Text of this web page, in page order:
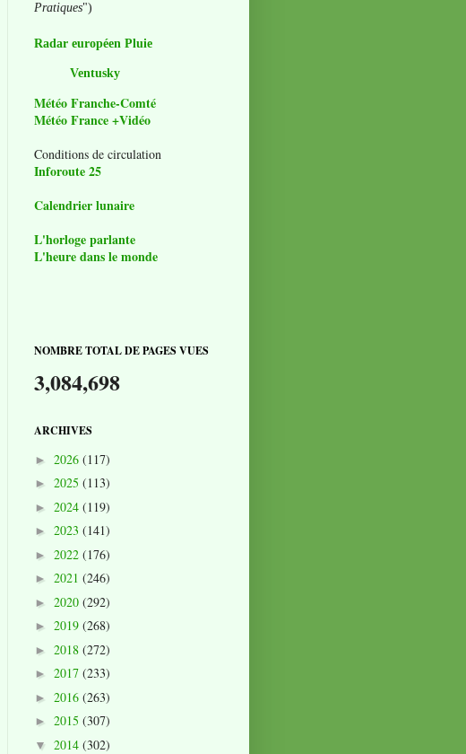
Pratiques")
Radar européen Pluie
Ventusky
Météo Franche-Comté
Météo France +Vidéo
Conditions de circulation
Inforoute 25
Calendrier lunaire
L'horloge parlante
L'heure dans le monde
NOMBRE TOTAL DE PAGES VUES
3,084,698
ARCHIVES
► 2026 (117)
► 2025 (113)
► 2024 (119)
► 2023 (141)
► 2022 (176)
► 2021 (246)
► 2020 (292)
► 2019 (268)
► 2018 (272)
► 2017 (233)
► 2016 (263)
► 2015 (307)
▼ 2014 (302)